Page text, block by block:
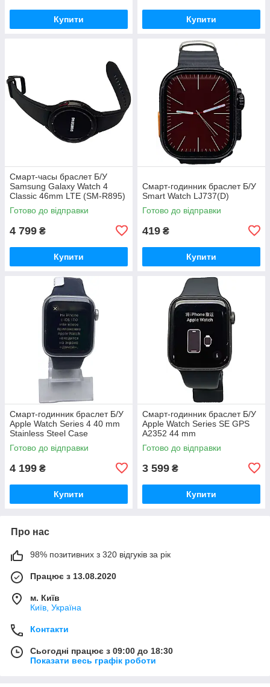
Купити Купити
Смарт-часы браслет Б/У
Samsung Galaxy Watch 4
Classic 46mm LTE (SM-R895)
Готово до відправки
4 799 ₴
Купити
Смарт-годинник браслет Б/У
Smart Watch LJ737(D)
Готово до відправки
419 ₴
Купити
Смарт-годинник браслет Б/У
Apple Watch Series 4 40 mm
Stainless Steel Case
Готово до відправки
4 199 ₴
Купити
Смарт-годинник браслет Б/У
Apple Watch Series SE GPS
A2352 44 mm
Готово до відправки
3 599 ₴
Купити
Про нас
98% позитивних з 320 відгуків за рік
Працює з 13.08.2020
м. Київ
Київ, Україна
Контакти
Сьогодні працює з 09:00 до 18:30
Показати весь графік роботи